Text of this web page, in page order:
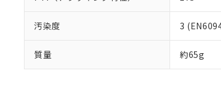
汚染度 3
質量 約65g